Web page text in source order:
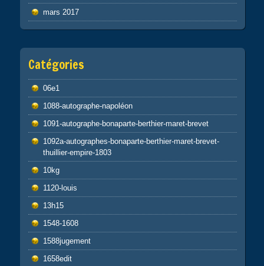
mars 2017
Catégories
06e1
1088-autographe-napoléon
1091-autographe-bonaparte-berthier-maret-brevet
1092a-autographes-bonaparte-berthier-maret-brevet-
thuillier-empire-1803
10kg
1120-louis
13h15
1548-1608
1588jugement
1658edit